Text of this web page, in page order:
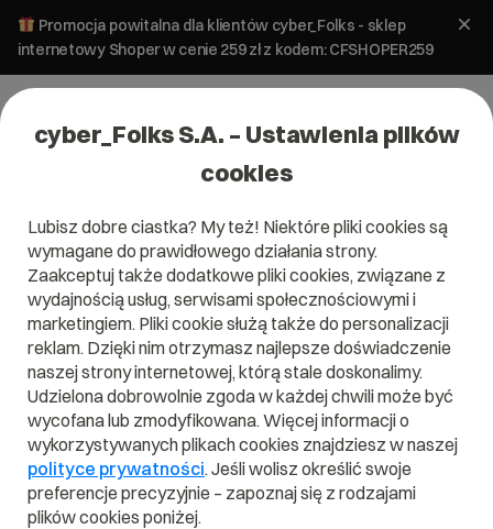
Promocja powitalna dla klientów cyber_Folks - sklep
internetowy Shoper w cenie 259 zł z kodem: CFSHOPER259
Domena .pl od 0 zł!
Szukaj domeny
Wpisz swoją wymarzoną nazwę domeny i naciśnij przycisk
Znajdź
Promocja .pl od0,00 zł.site 0,90 zł.online 0,90 zł
cyber_Folks S.A. – Ustawienia plików
cookies
Lubisz dobre ciastka? My też! Niektóre pliki cookies są
wymagane do prawidłowego działania strony.
Zaakceptuj także dodatkowe pliki cookies, związane z
wydajnością usług, serwisami społecznościowymi i
marketingiem. Pliki cookie służą także do personalizacji
reklam. Dzięki nim otrzymasz najlepsze doświadczenie
naszej strony internetowej, którą stale doskonalimy.
Udzielona dobrowolnie zgoda w każdej chwili może być
wycofana lub zmodyfikowana. Więcej informacji o
wykorzystywanych plikach cookies znajdziesz w naszej
polityce prywatności. Jeśli wolisz określić swoje
preferencje precyzyjnie – zapoznaj się z rodzajami
plików cookies poniżej.